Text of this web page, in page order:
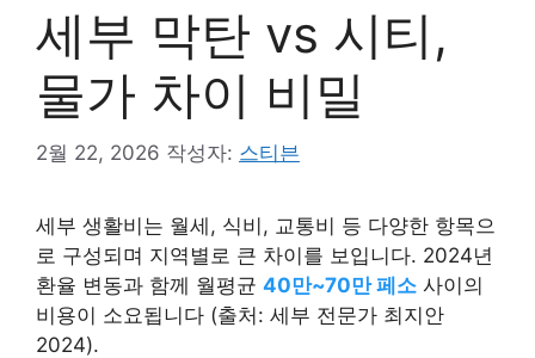
세부 막탄 vs 시티,
물가 차이 비밀
2월 22, 2026 작성자: 스티븐
세부 생활비는 월세, 식비, 교통비 등 다양한 항목으
로 구성되며 지역별로 큰 차이를 보입니다. 2024년
환율 변동과 함께 월평균 40만~70만 페소 사이의
비용이 소요됩니다 (출처: 세부 전문가 최지안
2024).